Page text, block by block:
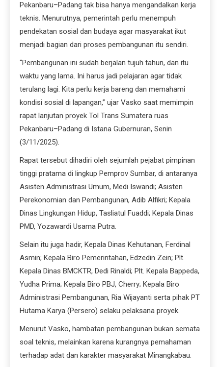
Pekanbaru–Padang tak bisa hanya mengandalkan kerja
teknis. Menurutnya, pemerintah perlu menempuh
pendekatan sosial dan budaya agar masyarakat ikut
menjadi bagian dari proses pembangunan itu sendiri.
“Pembangunan ini sudah berjalan tujuh tahun, dan itu
waktu yang lama. Ini harus jadi pelajaran agar tidak
terulang lagi. Kita perlu kerja bareng dan memahami
kondisi sosial di lapangan,” ujar Vasko saat memimpin
rapat lanjutan proyek Tol Trans Sumatera ruas
Pekanbaru–Padang di Istana Gubernuran, Senin
(3/11/2025).
Rapat tersebut dihadiri oleh sejumlah pejabat pimpinan
tinggi pratama di lingkup Pemprov Sumbar, di antaranya
Asisten Administrasi Umum, Medi Iswandi; Asisten
Perekonomian dan Pembangunan, Adib Alfikri; Kepala
Dinas Lingkungan Hidup, Tasliatul Fuaddi; Kepala Dinas
PMD, Yozawardi Usama Putra.
Selain itu juga hadir, Kepala Dinas Kehutanan, Ferdinal
Asmin; Kepala Biro Pemerintahan, Edzedin Zein; Plt.
Kepala Dinas BMCKTR, Dedi Rinaldi; Plt. Kepala Bappeda,
Yudha Prima; Kepala Biro PBJ, Cherry; Kepala Biro
Administrasi Pembangunan, Ria Wijayanti serta pihak PT
Hutama Karya (Persero) selaku pelaksana proyek.
Menurut Vasko, hambatan pembangunan bukan semata
soal teknis, melainkan karena kurangnya pemahaman
terhadap adat dan karakter masyarakat Minangkabau.